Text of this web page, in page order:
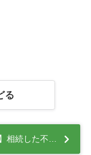
る
【必見】相続した不動産を売却するならどこに相談すれば？相談の費用や流れを解説！...